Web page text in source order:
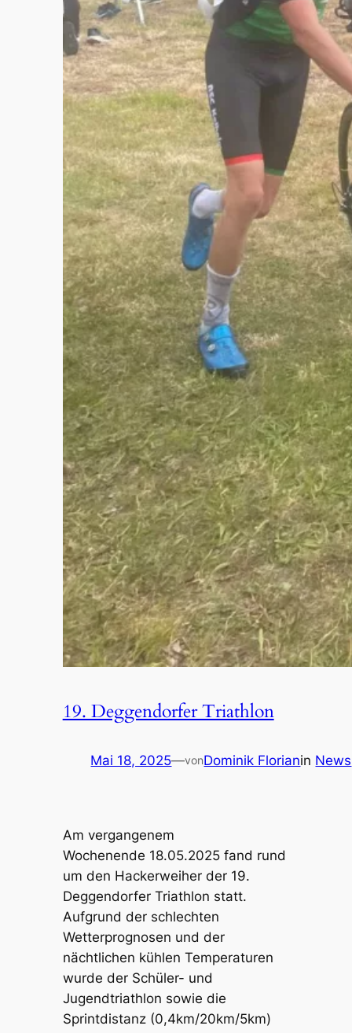
19. Deggendorfer Triathlon
Mai 18, 2025—vonDominik Florianin News
Am vergangenem
Wochenende 18.05.2025 fand rund
um den Hackerweiher der 19.
Deggendorfer Triathlon statt.
Aufgrund der schlechten
Wetterprognosen und der
nächtlichen kühlen Temperaturen
wurde der Schüler- und
Jugendtriathlon sowie die
Sprintdistanz (0,4km/20km/5km)